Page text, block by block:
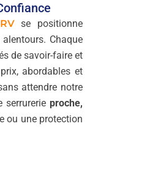
se positionne
Chaque
de savoir-faire et
abordables et
attendre notre
serrurerie proche,
ou une protection